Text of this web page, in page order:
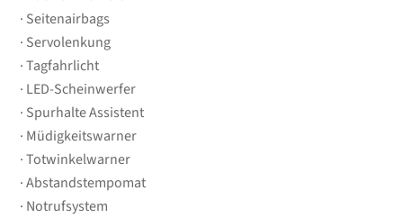
Seitenairbags
Servolenkung
Tagfahrlicht
LED-Scheinwerfer
Spurhalte Assistent
Müdigkeitswarner
Totwinkelwarner
Abstandstempomat
Notrufsystem